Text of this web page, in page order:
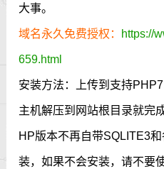
大事。
域名永久免费授权： https://
659.html
安装方法：上传到支持
主机解压到网站根目录就完
HP版本不再自带SQLITE3
装，如果不会安装，请不要